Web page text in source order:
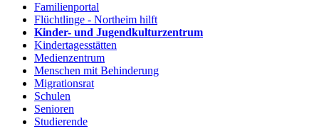
Familienportal
Flüchtlinge - Northeim hilft
Kinder- und Jugendkulturzentrum
Kindertagesstätten
Medienzentrum
Menschen mit Behinderung
Migrationsrat
Schulen
Senioren
Studierende